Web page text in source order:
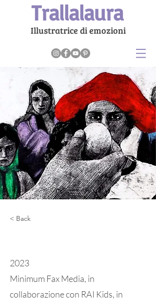
Trallalaura
Illustratrice di emozioni
< Back
2023
Minimum Fax Media, in
collaborazione con RAI Kids, in